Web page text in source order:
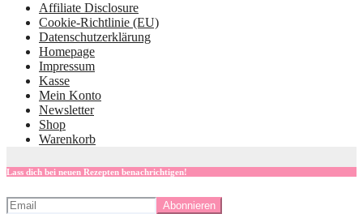
Affiliate Disclosure
Cookie-Richtlinie (EU)
Datenschutzerklärung
Homepage
Impressum
Kasse
Mein Konto
Newsletter
Shop
Warenkorb
Lass dich bei neuen Rezepten benachrichtigen!